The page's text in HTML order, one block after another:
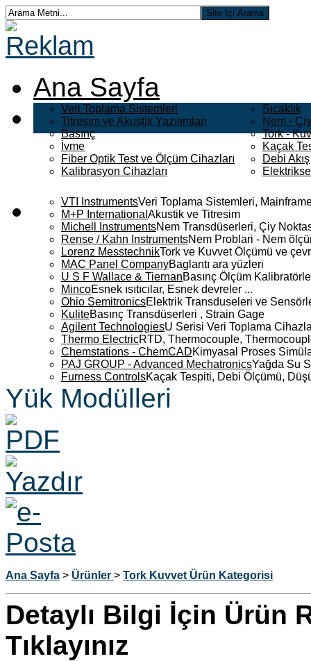
Ana Sayfa
Veri Toplama Sistemleri
Titreşim ve Akustik Yazılımları
Basınç
İvme
Fiber Optik Test ve Ölçüm Cihazları
Kalibrasyon Cihazları
Sıcaklık
Nem -
Tork -
Kaçak
Debi Akış
VTI InstrumentsVeri Toplama Sistemleri,
M+P International Akustik ve Titresim
Michell InstrumentsNem Transdüserleri, Çiy
Rense / Kahn InstrumentsNem Problari - Nem
Lorenz MesstechnikTork ve Kuvvet Ölçümü ve
MAC Panel CompanyBaglantı ara yüzleri
U S F Wallace & TiernanBasınç Ölçüm
MincoEsnek ısıtıcılar, Esnek devreler ...
Ohio SemitronicsElektrik Transduseleri ve
KuliteBasınç Transdüserleri , Strain Gage
Agilent TechnologiesU Serisi Veri Toplama
Thermo ElectricRTD, Thermocouple,
Chemstations - ChemCADKimyasal Proses
PAJ GROUP - Advanced MechatronicsYağda Su
Furness ControlsKaçak Tespiti, Debi Ölçümü,
Yük Modülleri
Ana Sayfa > Ürünler > Tork Kuvvet Ürün Kategorisi
Detaylı Bilgi İçin Ürün
Tıklayınız